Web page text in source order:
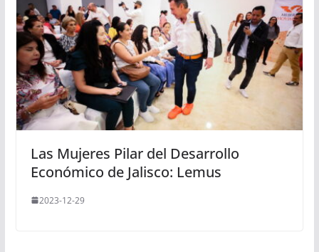
Las Mujeres Pilar del Desarrollo
Económico de Jalisco: Lemus
2023-12-29